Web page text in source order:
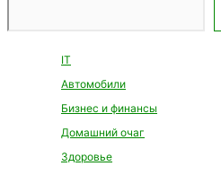
IT
Автомобили
Бизнес и финансы
Домашний очаг
Здоровье